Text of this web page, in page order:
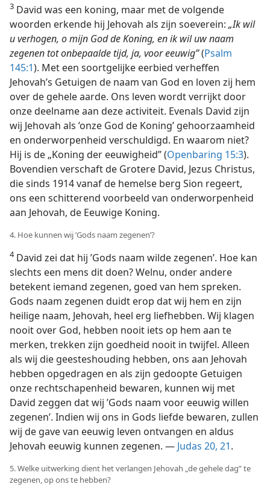
3 David was een koning, maar met de volgende
woorden erkende hij Jehovah als zijn soeverein: „Ik wil
u verhogen, o mijn God de Koning, en ik wil uw naam
zegenen tot onbepaalde tijd, ja, voor eeuwig”(Psalm
145:1). Met een soortgelijke eerbied verheffen
Jehovah’s Getuigen de naam van God en loven zij hem
over de gehele aarde. Ons leven wordt verrijkt door
onze deelname aan deze activiteit. Evenals David zijn
wij Jehovah als ’onze God de Koning’ gehoorzaamheid
en onderworpenheid verschuldigd. En waarom niet?
Hij is de „Koning der eeuwigheid” (Openbaring 15:3).
Bovendien verschaft de Grotere David, Jezus Christus,
die sinds 1914 vanaf de hemelse berg Sion regeert,
ons een schitterend voorbeeld van onderworpenheid
aan Jehovah, de Eeuwige Koning.
4. Hoe kunnen wij ’Gods naam zegenen’?
4David zei dat hij ’Gods naam wilde zegenen’. Hoe kan
slechts een mens dit doen? Welnu, onder andere
betekent iemand zegenen, goed van hem spreken.
Gods naam zegenen duidt erop dat wij hem en zijn
heilige naam, Jehovah, heel erg liefhebben. Wij klagen
nooit over God, hebben nooit iets op hem aan te
merken, trekken zijn goedheid nooit in twijfel. Alleen
als wij die geesteshouding hebben, ons aan Jehovah
hebben opgedragen en als zijn gedoopte Getuigen
onze rechtschapenheid bewaren, kunnen wij met
David zeggen dat wij ’Gods naam voor eeuwig willen
zegenen’. Indien wij ons in Gods liefde bewaren, zullen
wij de gave van eeuwig leven ontvangen en aldus
Jehovah eeuwig kunnen zegenen. — Judas 20, 21.
5. Welke uitwerking dient het verlangen Jehovah „de gehele dag” te
zegenen, op ons te hebben?